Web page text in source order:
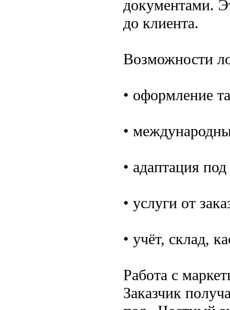
документами.
до клиента.
Возможности
• оформление
•
• адаптация
• услуги от
• учёт, склад,
Работа с
Заказчик